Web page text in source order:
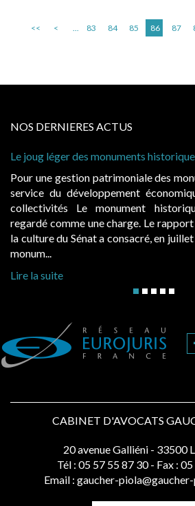
<< < ... 83 84 85 86 87
NOS DERNIERES ACTUS
historiques
des monuments historiques au
économique et touristique des
historique a longtemps été
Le rapport que la commission de
en juillet 2026, à la gestion des
CABINET D'AVOCATS
20 avenue Galliéni - 33500
Tél : 05 57 55 87 30 - Fax :
Email : gaucher-